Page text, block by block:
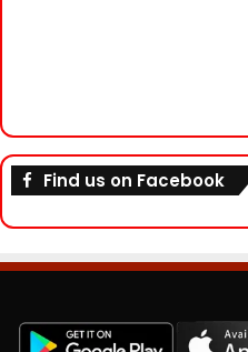
Find us on Facebook